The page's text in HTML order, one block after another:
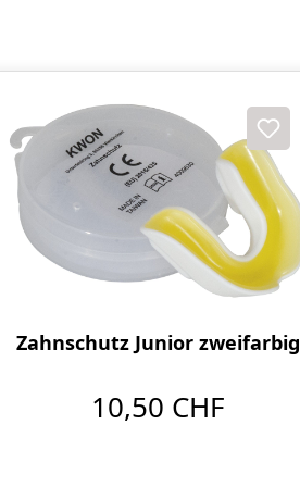
Zahnschutz Junior zweifarbig
10,50 CHF